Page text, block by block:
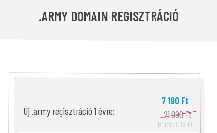
Új honlap 2 990 Ft /hó
.ARMY DOMAIN REGISZTRÁCIÓ
Új .army regisztráció 1 évre:
7 190 Ft
21 090 Ft
Bruttó: 9 131 Ft